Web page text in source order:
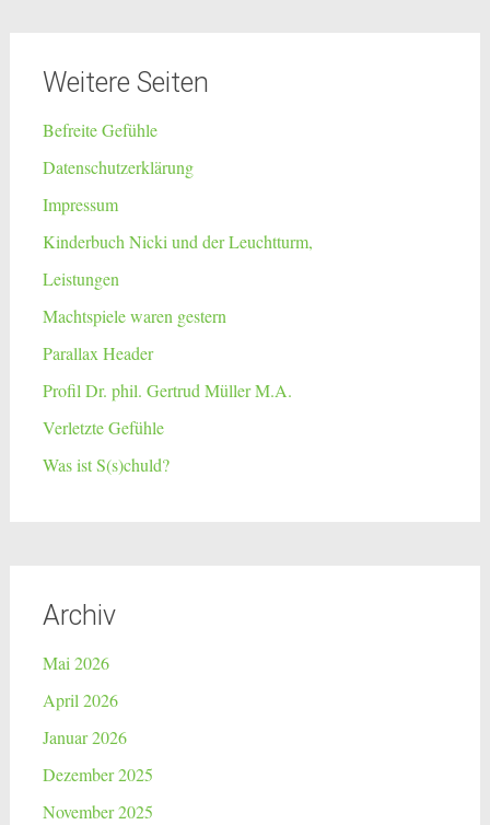
Weitere Seiten
Befreite Gefühle
Datenschutzerklärung
Impressum
Kinderbuch Nicki und der Leuchtturm,
Leistungen
Machtspiele waren gestern
Parallax Header
Profil Dr. phil. Gertrud Müller M.A.
Verletzte Gefühle
Was ist S(s)chuld?
Archiv
Mai 2026
April 2026
Januar 2026
Dezember 2025
November 2025